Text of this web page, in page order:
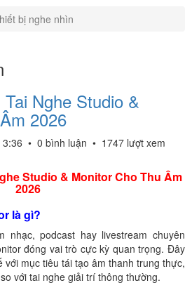
bị nghe nhìn
Nghe Studio &
2026
• 0 bình luận • 1747 lượt xem
Studio & Monitor Cho Thu Âm
2026
là gì?
podcast hay livestream chuyên
đóng vai trò cực kỳ quan trọng. Đây
với mục tiêu tái tạo âm thanh trung thực,
với tai nghe giải trí thông thường.